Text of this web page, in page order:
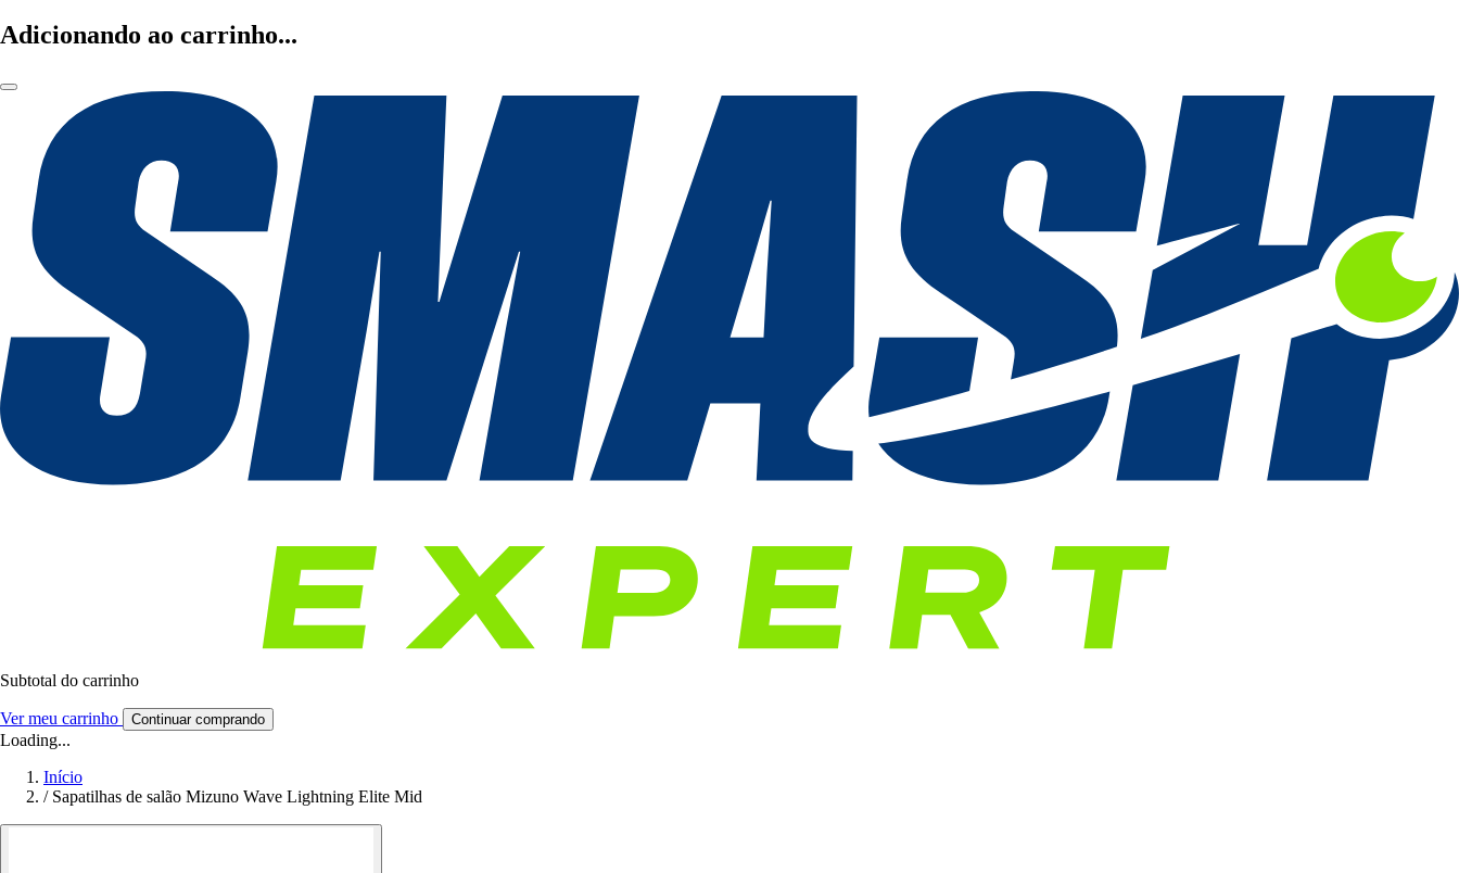
Adicionando ao carrinho...
Subtotal do carrinho
Ver meu carrinho Continuar comprando
Loading...
Início
/ Sapatilhas de salão Mizuno Wave Lightning Elite Mid